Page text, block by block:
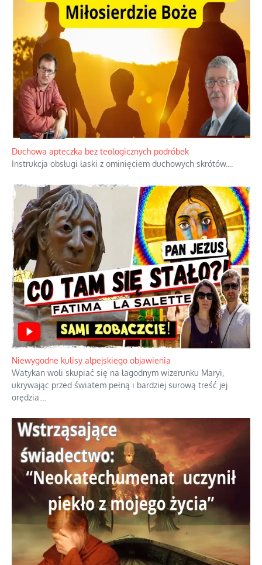
Duchowa apteczka bez teologicznych podróbek
Instrukcja obsługi łaski z ominięciem duchowych skrótów.
Niewygodne kulisy alpejskiego objawienia
Watykan woli skupiać się na łagodnym wizerunku Maryi,
ukrywając przed światem pełną i bardziej surową treść jej
orędzia.